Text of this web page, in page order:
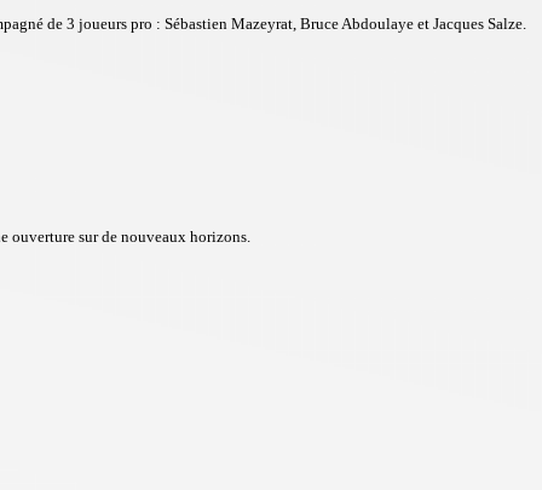
de 3 joueurs pro : Sébastien Mazeyrat, Bruce Abdoulaye et Jacques Salze.
ouverture sur de nouveaux horizons.